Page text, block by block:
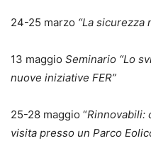
24-25 marzo “La sicurezza
13 maggio Seminario “Lo
nuove iniziative FER”
25-28 maggio “Rinnovabili:
visita presso un Parco